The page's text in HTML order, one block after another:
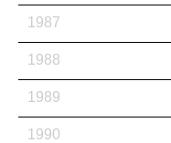
1987
1988
1989
1990